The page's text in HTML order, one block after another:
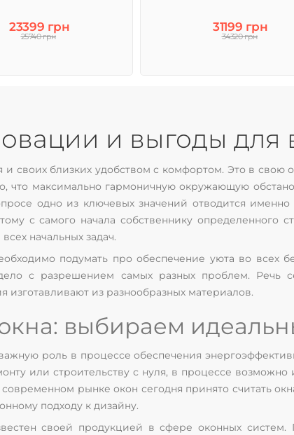
23399 грн
25740 грн
31199 грн
34320 грн
и выгоды для
своих близких удобством с комфортом. Это в свою
что максимально гармоничную окружающую
одно из ключевых значений отводится именно
с самого начала собственнику определенного
начальных задач.
подумать про обеспечение уюта во всех
с разрешением самых разных проблем. Речь
изготавливают из разнообразных материалов.
выбираем
роль в процессе обеспечения
или строительству с нуля, в процессе
рынке окон сегодня принято считать
подходу к дизайну.
своей продукцией в сфере оконных систем.